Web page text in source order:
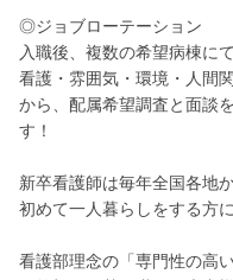
◎ジョブローテーション
入職後、複数の希望病棟に
看護・雰囲気・環境・人間
から、配属希望調査と面談
す！
新卒看護師は毎年全国各地
初めて一人暮らしをする方
看護部理念の「専門性の高